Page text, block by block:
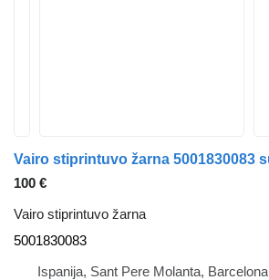
100 €
Vairo stiprintuvo žarna
5001830083
Ispanija, Sant Pere Molanta, Barcelona